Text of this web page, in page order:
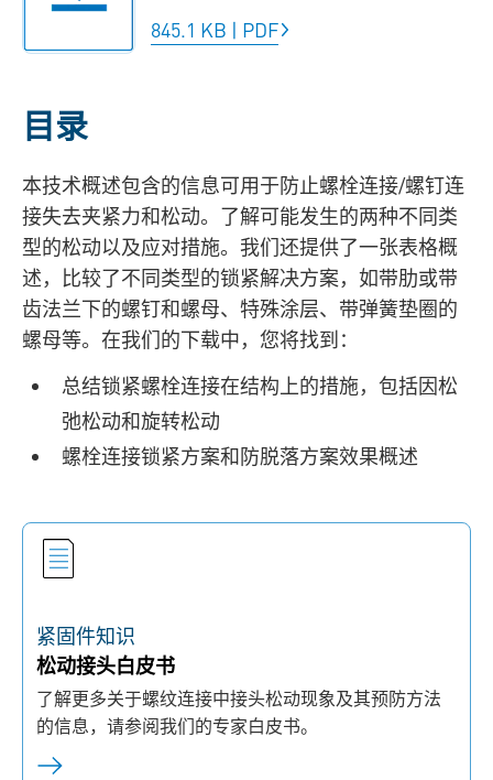
845.1 KB | PDF
目录
本技术概述包含的信息可用于防止螺栓连接/螺钉连
接失去夹紧力和松动。了解可能发生的两种不同类
型的松动以及应对措施。我们还提供了一张表格概
述，比较了不同类型的锁紧解决方案，如带肋或带
齿法兰下的螺钉和螺母、特殊涂层、带弹簧垫圈的
螺母等。在我们的下载中，您将找到：
总结锁紧螺栓连接在结构上的措施，包括因松
弛松动和旋转松动
螺栓连接锁紧方案和防脱落方案效果概述
紧固件知识
松动接头白皮书
了解更多关于螺纹连接中接头松动现象及其预防方法
的信息，请参阅我们的专家白皮书。